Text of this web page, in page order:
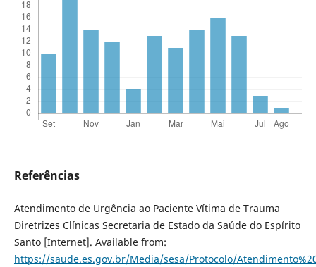
Referências
Atendimento de Urgência ao Paciente Vítima de Trauma
Diretrizes Clínicas Secretaria de Estado da Saúde do Espírito
Santo [Internet]. Available from:
https://saude.es.gov.br/Media/sesa/Protocolo/